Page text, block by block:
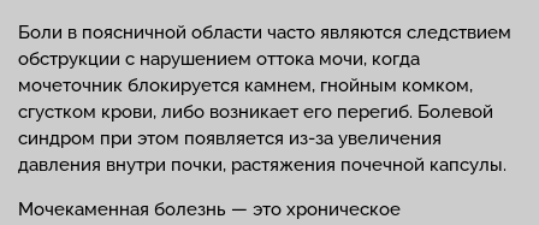
Боли в поясничной области часто являются следствием
обструкции с нарушением оттока мочи, когда
мочеточник блокируется камнем, гнойным комком,
сгустком крови, либо возникает его перегиб. Болевой
синдром при этом появляется из-за увеличения
давления внутри почки, растяжения почечной капсулы.
Мочекаменная болезнь — это хроническое